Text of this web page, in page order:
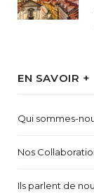
EN SAVOIR +
Qui sommes-
Nos
Ils parlent de